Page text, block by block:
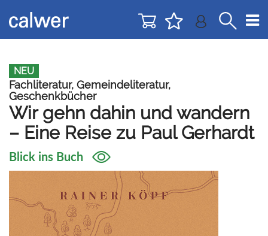
zur
Navigation
zum
Inhalt
NEU
Fachliteratur, Gemeindeliteratur,
Geschenkbücher
Wir gehn dahin und wandern
– Eine Reise zu Paul Gerhardt
Blick ins Buch